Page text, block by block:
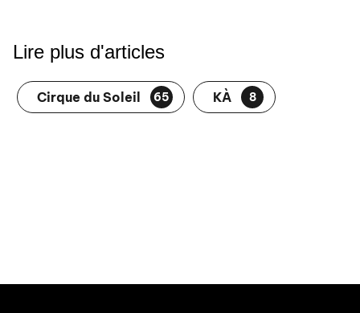
Lire plus d'articles
Cirque du Soleil 65 KÀ 8